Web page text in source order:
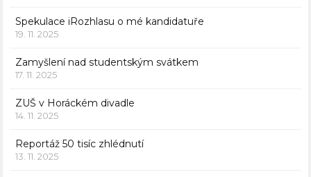
Spekulace iRozhlasu o mé kandidatuře
19. 11. 2025
Zamyšlení nad studentským svátkem
17. 11. 2025
ZUŠ v Horáckém divadle
14. 11. 2025
Reportáž 50 tisíc zhlédnutí
13. 11. 2025